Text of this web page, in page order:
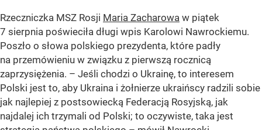
Rzeczniczka MSZ Rosji Maria Zacharowa w piątek
7 sierpnia poświeciła długi wpis Karolowi Nawrockiemu.
Poszło o słowa polskiego prezydenta, które padły
na przemówieniu w związku z pierwszą rocznicą
zaprzysiężenia. – Jeśli chodzi o Ukrainę, to interesem
Polski jest to, aby Ukraina i żołnierze ukraińscy radzili sobie
jak najlepiej z postsowiecką Federacją Rosyjską, jak
najdalej ich trzymali od Polski; to oczywiste, taka jest